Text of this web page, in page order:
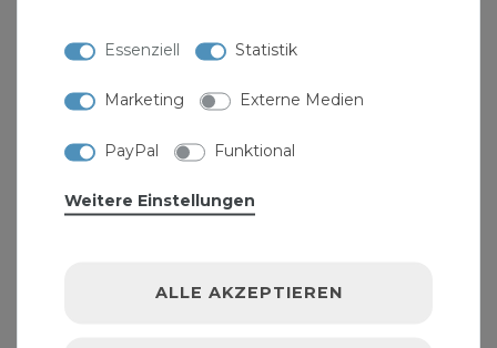
Essenziell Statistik
Marketing Externe Medien
PayPal Funktional
Weitere Einstellungen
ALLE AKZEPTIEREN